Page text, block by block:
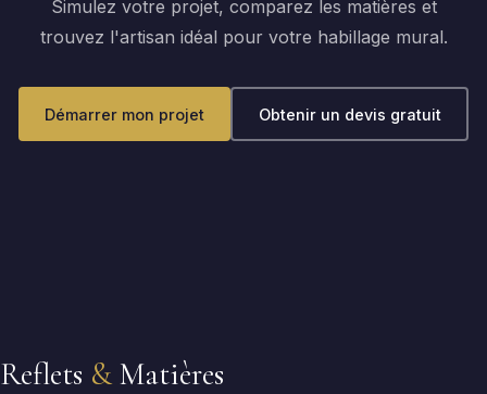
Simulez votre projet, comparez les matières et
trouvez l'artisan idéal pour votre habillage mural.
Démarrer mon projet Obtenir un devis gratuit
Reflets & Matières